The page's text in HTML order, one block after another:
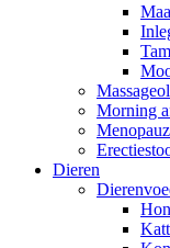
Morning
Dieren